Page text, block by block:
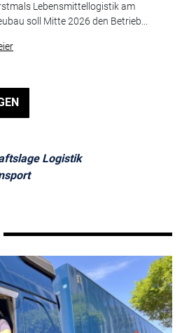
Lebensmittellogistik am
soll Mitte 2026 den Betrieb...
Logistik